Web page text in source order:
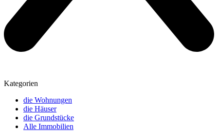
Kategorien
die Wohnungen
die Häuser
die Grundstücke
Alle Immobilien